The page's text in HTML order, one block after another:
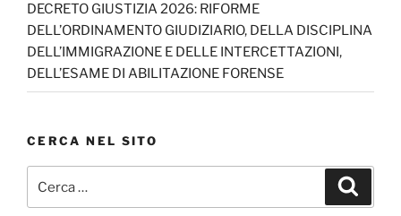
DECRETO GIUSTIZIA 2026: RIFORME
DELL’ORDINAMENTO GIUDIZIARIO, DELLA DISCIPLINA
DELL’IMMIGRAZIONE E DELLE INTERCETTAZIONI,
DELL’ESAME DI ABILITAZIONE FORENSE
CERCA NEL SITO